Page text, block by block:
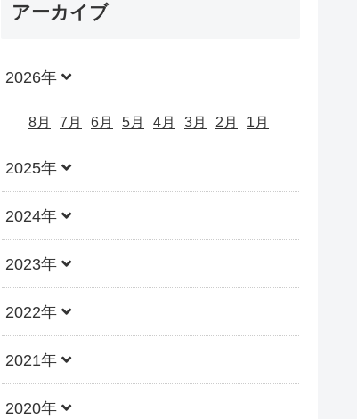
アーカイブ
2026年
8月 7月 6月 5月 4月 3月 2月 1月
2025年
2024年
2023年
2022年
2021年
2020年